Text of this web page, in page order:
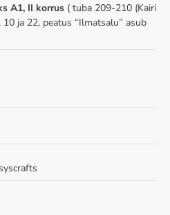
A1, II korrus ( tuba 209-210 (Kairi
ja 22, peatus “Ilmatsalu” asub